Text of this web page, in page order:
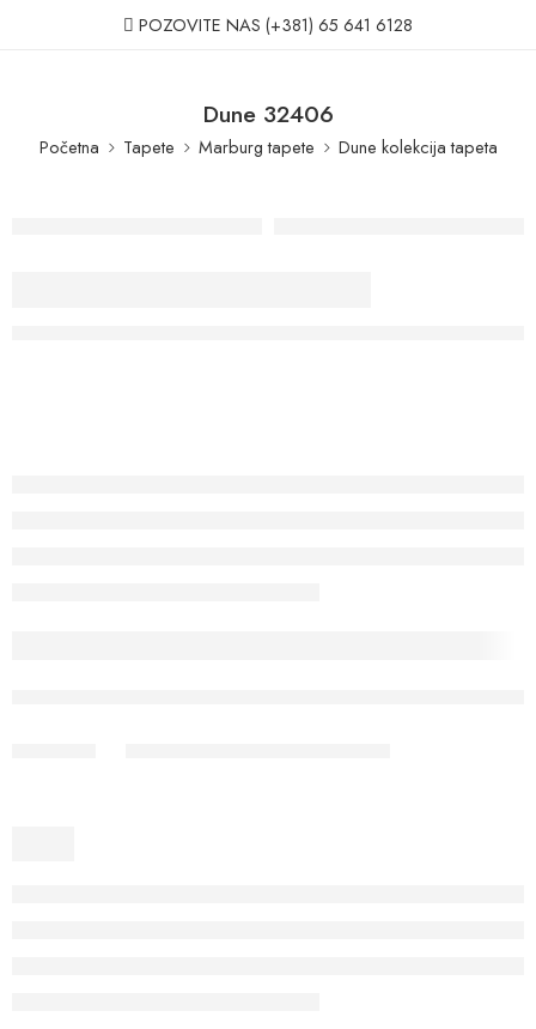
POZOVITE NAS (+381) 65 641 6128
Dune 32406
Početna Tapete Marburg tapete Dune kolekcija tapeta